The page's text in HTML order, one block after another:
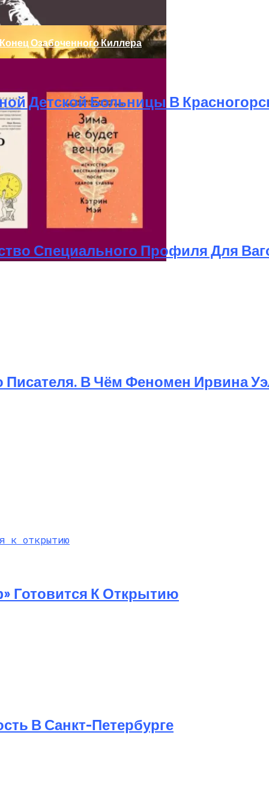
Озабоченного Киллера
Детской Больницы В
Специального Профиля Для
Писателя. В Чём Феномен Ирвина
Готовится К Открытию
В Санкт-Петербурге